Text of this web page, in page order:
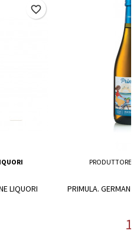
LIQUORI
favorite_border
PRODUTTORE:
PRIMULA. GERMAN